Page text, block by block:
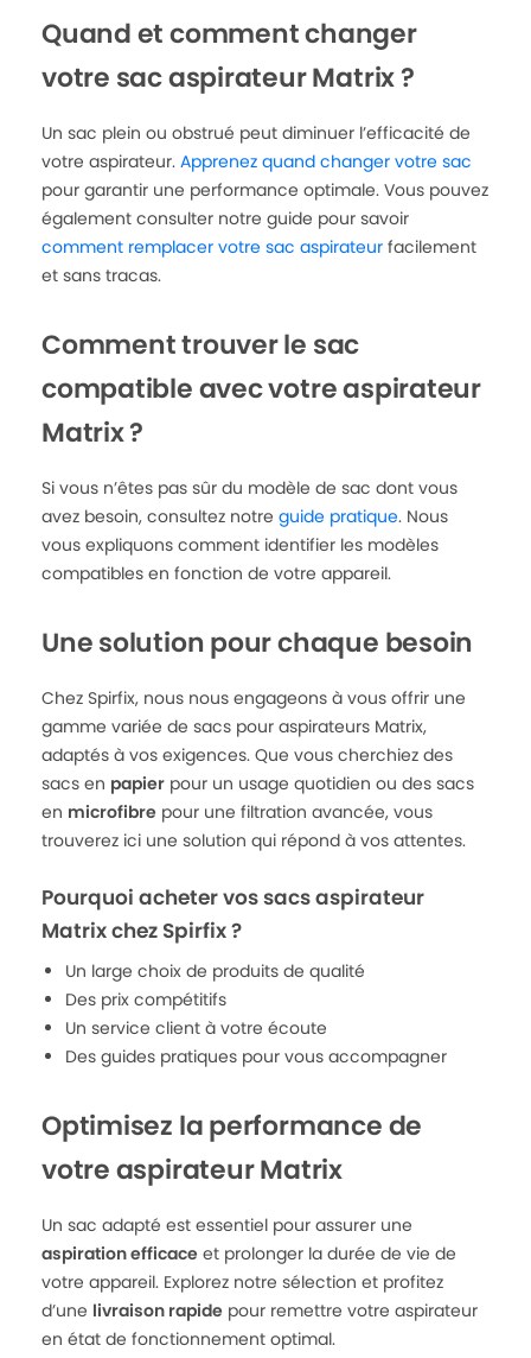
Quand et comment changer
votre sac aspirateur Matrix ?
Un sac plein ou obstrué peut diminuer l’efficacité de
votre aspirateur. Apprenez quand changer votre sac
pour garantir une performance optimale. Vous pouvez
également consulter notre guide pour savoir
comment remplacer votre sac aspirateur facilement
et sans tracas.
Comment trouver le sac
compatible avec votre aspirateur
Matrix ?
Si vous n’êtes pas sûr du modèle de sac dont vous
avez besoin, consultez notre guide pratique. Nous
vous expliquons comment identifier les modèles
compatibles en fonction de votre appareil.
Une solution pour chaque besoin
Chez Spirfix, nous nous engageons à vous offrir une
gamme variée de sacs pour aspirateurs Matrix,
adaptés à vos exigences. Que vous cherchiez des
sacs en papier pour un usage quotidien ou des sacs
en microfibre pour une filtration avancée, vous
trouverez ici une solution qui répond à vos attentes.
Pourquoi acheter vos sacs aspirateur
Matrix chez Spirfix ?
Un large choix de produits de qualité
Des prix compétitifs
Un service client à votre écoute
Des guides pratiques pour vous accompagner
Optimisez la performance de
votre aspirateur Matrix
Un sac adapté est essentiel pour assurer une
aspiration efficace et prolonger la durée de vie de
votre appareil. Explorez notre sélection et profitez
d’une livraison rapide pour remettre votre aspirateur
en état de fonctionnement optimal.